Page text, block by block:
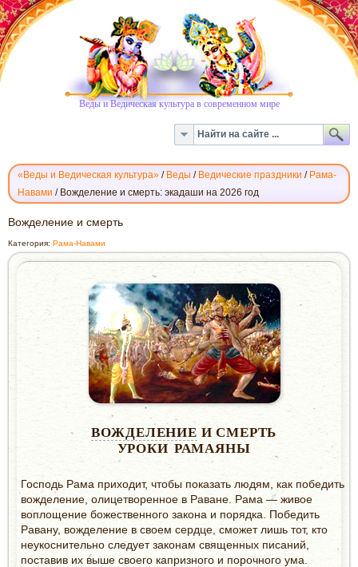
Веды и Ведическая культура в современном мире
«Веды и Ведическая культура» / Веды / Ведические праздники / Рама-
Навами / Вожделение и смерть: экадаши на 2026 год
ВОЖДЕЛЕНИЕ
И
СМЕРТЬ
Вожделение и смерть
Категория: Рама-Навами
ВОЖДЕЛЕНИЕ И СМЕРТЬ
УРОКИ РАМАЯНЫ
Господь Рама приходит, чтобы показать людям, как победить
вожделение, олицетворенное в Раване. Рама — живое
воплощение божественного закона и порядка. Победить
Равану, вожделение в своем сердце, сможет лишь тот, кто
неукоснительно следует законам священных писаний,
поставив их выше своего капризного и порочного ума.